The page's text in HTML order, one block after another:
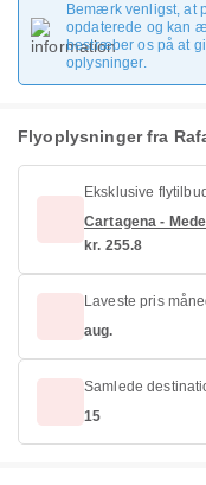
Bemærk venligst, at
opdaterede og kan
bestræber os på at
oplysninger.
Flyoplysninger fra
Eksklusive flytilbud
Cartagena -
kr. 255.8
Laveste pris
aug.
Samlede
15